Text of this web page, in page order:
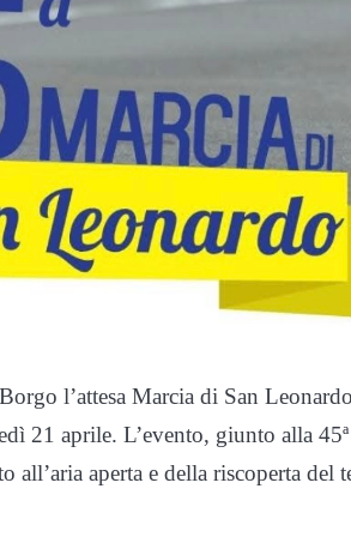
l’attesa Marcia di San
21 aprile. L’evento, giunto alla
aperta e della riscoperta del